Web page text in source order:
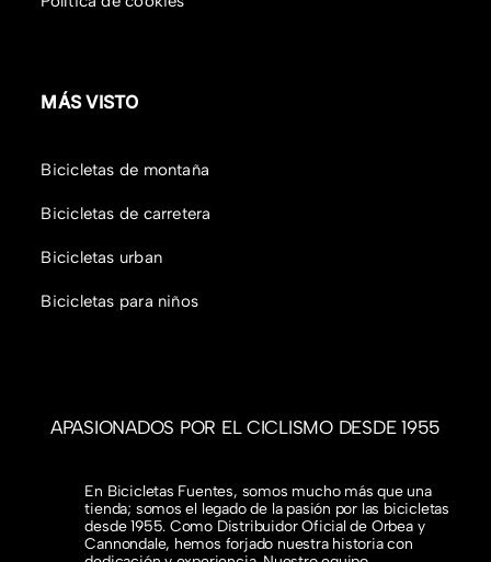
MÁS VISTO
Bicicletas de montaña
Bicicletas de carretera
Bicicletas urban
Bicicletas para niños
APASIONADOS POR EL CICLISMO DESDE 1955
En Bicicletas Fuentes, somos mucho más que una
tienda; somos el legado de la pasión por las bicicletas
desde 1955. Como Distribuidor Oficial de Orbea y
Cannondale, hemos forjado nuestra historia con